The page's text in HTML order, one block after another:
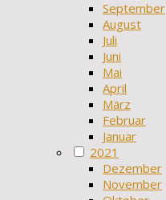
September
August
Juli
Juni
Mai
April
März
Februar
Januar
2021
Dezember
November